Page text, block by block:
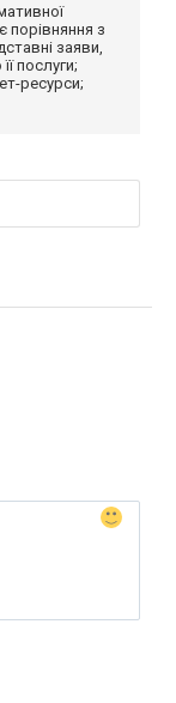
порівняння з
заяви,
послуги;
ресурси;